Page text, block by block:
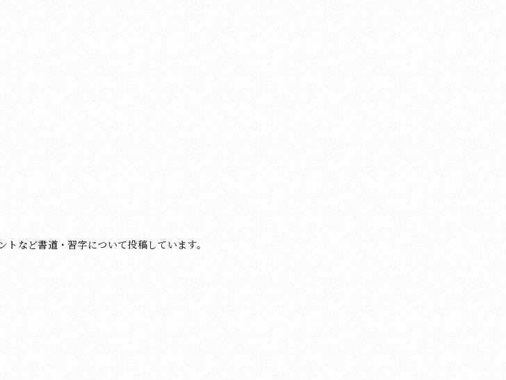
など書道・習字について投稿しています。